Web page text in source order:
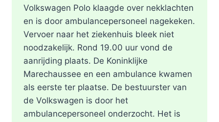
Volkswagen Polo klaagde over nekklachten
en is door ambulancepersoneel nagekeken.
Vervoer naar het ziekenhuis bleek niet
noodzakelijk. Rond 19.00 uur vond de
aanrijding plaats. De Koninklijke
Marechaussee en een ambulance kwamen
als eerste ter plaatse. De bestuurster van
de Volkswagen is door het
ambulancepersoneel onderzocht. Het is